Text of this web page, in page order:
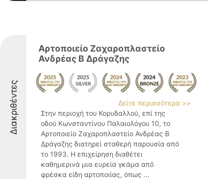
Διακριθέντες
Αρτοποιείο Ζαχαροπλαστείο
Ανδρέας Β Δράγαζης
Δείτε περισσότερα >>
Στην περιοχή του Κορυδαλλού, επί της
οδού Κωνσταντίνου Παλαιολόγου 10, το
Αρτοποιείο Ζαχαροπλαστείο Ανδρέας Β
Δράγαζης διατηρεί σταθερή παρουσία από
το 1993. Η επιχείρηση διαθέτει
καθημερινά μια ευρεία γκάμα από
φρέσκα είδη αρτοποιίας, όπως ...